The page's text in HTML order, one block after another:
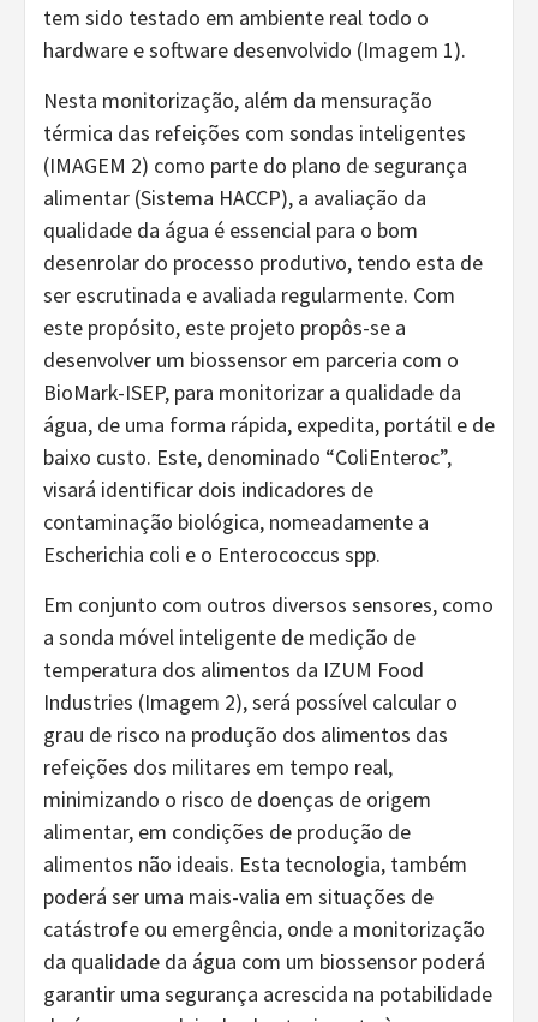
tem sido testado em ambiente real todo o
hardware e software desenvolvido (Imagem 1).
Nesta monitorização, além da mensuração
térmica das refeições com sondas inteligentes
(IMAGEM 2) como parte do plano de segurança
alimentar (Sistema HACCP), a avaliação da
qualidade da água é essencial para o bom
desenrolar do processo produtivo, tendo esta de
ser escrutinada e avaliada regularmente. Com
este propósito, este projeto propôs-se a
desenvolver um biossensor em parceria com o
BioMark-ISEP, para monitorizar a qualidade da
água, de uma forma rápida, expedita, portátil e de
baixo custo. Este, denominado “ColiEnteroc”,
visará identificar dois indicadores de
contaminação biológica, nomeadamente a
Escherichia coli e o Enterococcus spp.
Em conjunto com outros diversos sensores, como
a sonda móvel inteligente de medição de
temperatura dos alimentos da IZUM Food
Industries (Imagem 2), será possível calcular o
grau de risco na produção dos alimentos das
refeições dos militares em tempo real,
minimizando o risco de doenças de origem
alimentar, em condições de produção de
alimentos não ideais. Esta tecnologia, também
poderá ser uma mais-valia em situações de
catástrofe ou emergência, onde a monitorização
da qualidade da água com um biossensor poderá
garantir uma segurança acrescida na potabilidade